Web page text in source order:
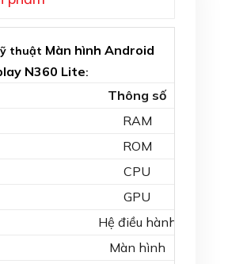
thuật Màn hình Android
N360 Lite:
Thông số
RAM
ROM
CPU
GPU
Hệ điều hành
Màn hình